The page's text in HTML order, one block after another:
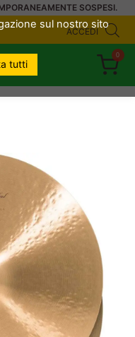
SOSPESI.
ACCEDI
0
sul nostro sito
tutti